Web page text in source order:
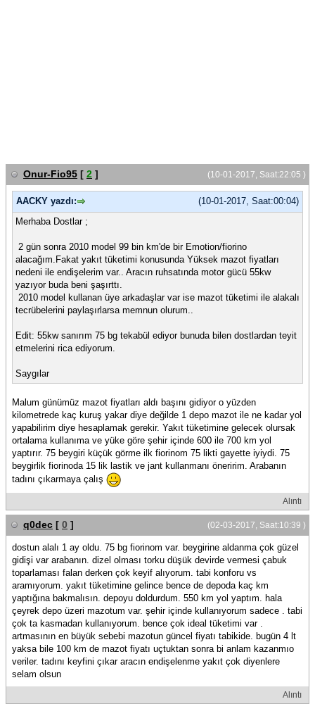
(10-01-2017, Saat:22:05 )
Onur-Fio95 [ 2 ]
(10-01-2017, Saat:00:04)
AACKY yazdı:
Merhaba Dostlar ;
2 gün sonra 2010 model 99 bin km'de bir Emotion/fiorino
alacağım.Fakat yakıt tüketimi konusunda Yüksek mazot fiyatları
nedeni ile endişelerim var.. Aracın ruhsatında motor gücü 55kw
yazıyor buda beni şaşırttı.
2010 model kullanan üye arkadaşlar var ise mazot tüketimi ile alakalı
tecrübelerini paylaşırlarsa memnun olurum..
Edit: 55kw sanırım 75 bg tekabül ediyor bunuda bilen dostlardan teyit
etmelerini rica ediyorum.
Saygılar
Malum günümüz mazot fiyatları aldı başını gidiyor o yüzden
kilometrede kaç kuruş yakar diye değilde 1 depo mazot ile ne kadar yol
yapabilirim diye hesaplamak gerekir. Yakıt tüketimine gelecek olursak
ortalama kullanıma ve yüke göre şehir içinde 600 ile 700 km yol
yaptırır. 75 beygiri küçük görme ilk fiorinom 75 likti gayette iyiydi. 75
beygirlik fiorinoda 15 lik lastik ve jant kullanmanı öneririm. Arabanın
tadını çıkarmaya çalış
Alıntı
(02-03-2017, Saat:10:39 )
q0dec [ 0 ]
dostun alalı 1 ay oldu. 75 bg fiorinom var. beygirine aldanma çok güzel
gidişi var arabanın. dizel olması torku düşük devirde vermesi çabuk
toparlaması falan derken çok keyif alıyorum. tabi konforu vs
aramıyorum. yakıt tüketimine gelince bence de depoda kaç km
yaptığına bakmalısın. depoyu doldurdum. 550 km yol yaptım. hala
çeyrek depo üzeri mazotum var. şehir içinde kullanıyorum sadece . tabi
çok ta kasmadan kullanıyorum. bence çok ideal tüketimi var .
artmasının en büyük sebebi mazotun güncel fiyatı tabikide. bugün 4 lt
yaksa bile 100 km de mazot fiyatı uçtuktan sonra bi anlam kazanmıo
veriler. tadını keyfini çıkar aracın endişelenme yakıt çok diyenlere
selam olsun
Alıntı